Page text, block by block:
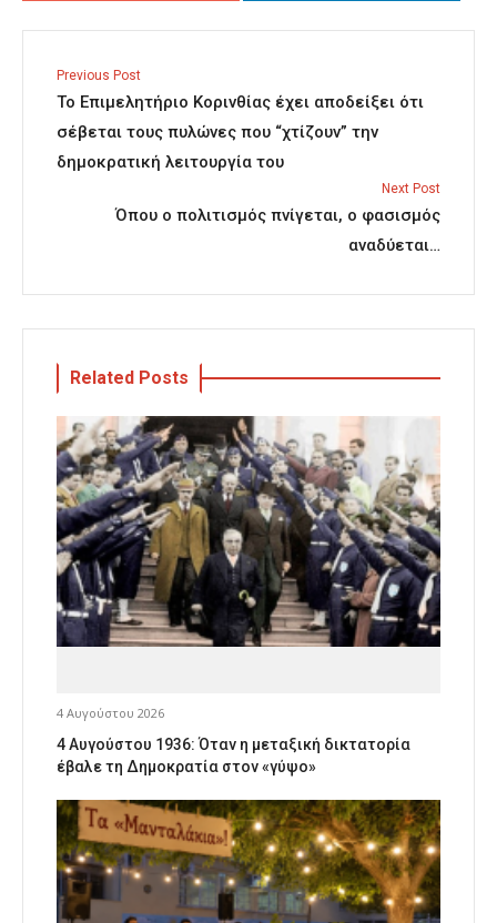
Previous Post
Το Επιμελητήριο Κορινθίας έχει αποδείξει ότι
σέβεται τους πυλώνες που “χτίζουν” την
δημοκρατική λειτουργία του
Next Post
Όπου ο πολιτισμός πνίγεται, ο φασισμός
αναδύεται…
Related Posts
4 Αυγούστου 2026
4 Αυγούστου 1936: Όταν η μεταξική δικτατορία
έβαλε τη Δημοκρατία στον «γύψο»